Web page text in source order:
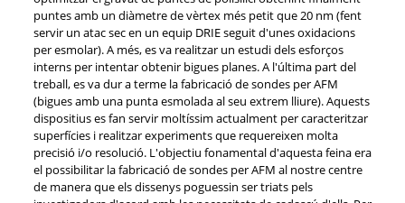
puntes amb un diàmetre de vèrtex més petit que 20 nm (fent
servir un atac sec en un equip DRIE seguit d'unes oxidacions
per esmolar). A més, es va realitzar un estudi dels esforços
interns per intentar obtenir bigues planes. A l'última part del
treball, es va dur a terme la fabricació de sondes per AFM
(bigues amb una punta esmolada al seu extrem lliure). Aquests
dispositius es fan servir moltíssim actualment per caracteritzar
superfícies i realitzar experiments que requereixen molta
precisió i/o resolució. L'objectiu fonamental d'aquesta feina era
el possibilitar la fabricació de sondes per AFM al nostre centre
de manera que els dissenys poguessin ser triats pels